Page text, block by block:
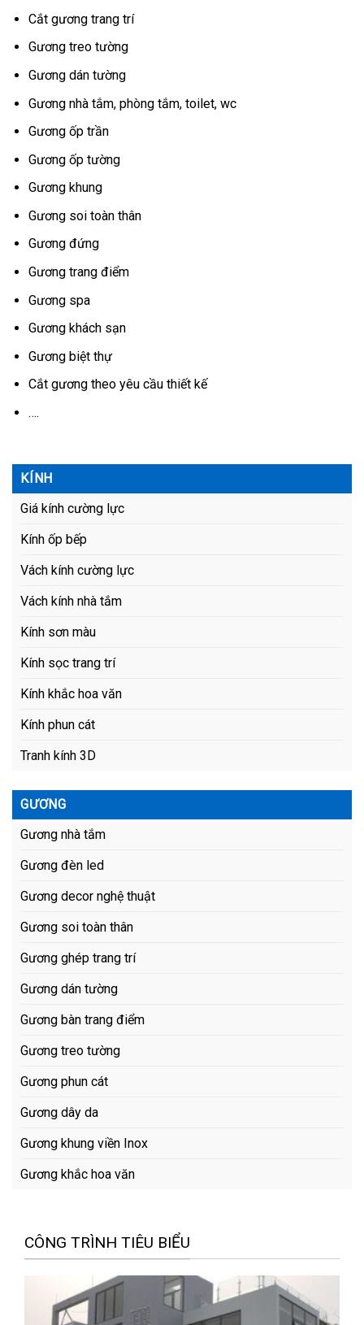
Cắt gương trang trí
Gương treo tường
Gương dán tường
Gương nhà tắm, phòng tắm, toilet, wc
Gương ốp trần
Gương ốp tường
Gương khung
Gương soi toàn thân
Gương đứng
Gương trang điểm
Gương spa
Gương khách sạn
Gương biệt thự
Cắt gương theo yêu cầu thiết kế
….
KÍNH
Giá kính cường lực
Kính ốp bếp
Vách kính cường lực
Vách kính nhà tắm
Kính sơn màu
Kính sọc trang trí
Kính khắc hoa văn
Kính phun cát
Tranh kính 3D
GƯƠNG
Gương nhà tắm
Gương đèn led
Gương decor nghệ thuật
Gương soi toàn thân
Gương ghép trang trí
Gương dán tường
Gương bàn trang điểm
Gương treo tường
Gương phun cát
Gương dây da
Gương khung viền Inox
Gương khắc hoa văn
CÔNG TRÌNH TIÊU BIỂU